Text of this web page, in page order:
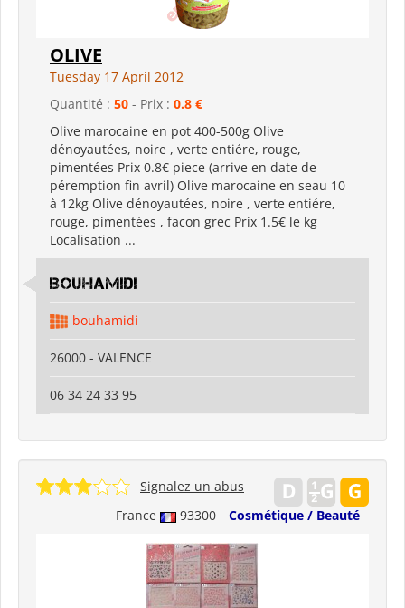
OLIVE
Tuesday 17 April 2012
Quantité : 50 - Prix : 0.8 €
Olive marocaine en pot 400-500g Olive
dénoyautées, noire , verte entiére, rouge,
pimentées Prix 0.8€ piece (arrive en date de
péremption fin avril) Olive marocaine en seau 10
à 12kg Olive dénoyautées, noire , verte entiére,
rouge, pimentées , facon grec Prix 1.5€ le kg
Localisation ...
BOUHAMIDI
bouhamidi
26000 - VALENCE
06 34 24 33 95
France 93300 Cosmétique / Beauté
Signalez un abus